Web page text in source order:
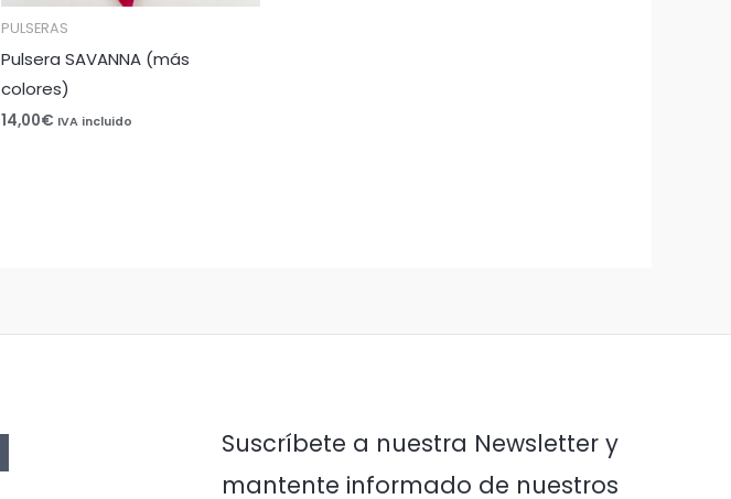
PULSERAS
Pulsera SAVANNA (más
colores)
14,00€ IVA incluido
Suscríbete a nuestra Newsletter y
mantente informado de nuestros